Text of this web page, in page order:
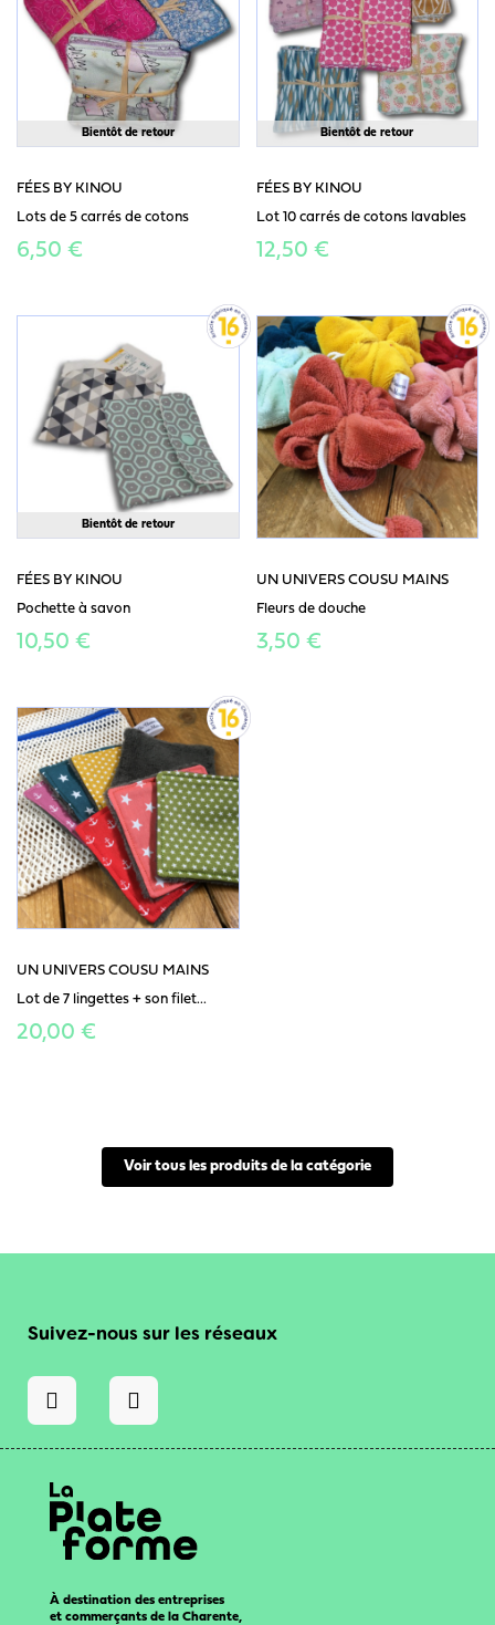
Bientôt de retour
FÉES BY KINOU
Lots de 5 carrés de cotons
6,50 €
Bientôt de retour
FÉES BY KINOU
Lot 10 carrés de cotons lavables
12,50 €
Bientôt de retour
FÉES BY KINOU
Pochette à savon
10,50 €
UN UNIVERS COUSU MAINS
Fleurs de douche
3,50 €
UN UNIVERS COUSU MAINS
Lot de 7 lingettes + son filet...
20,00 €
Voir tous les produits de la catégorie
Suivez-nous sur les réseaux
À destination des entreprises
et commerçants de la Charente,